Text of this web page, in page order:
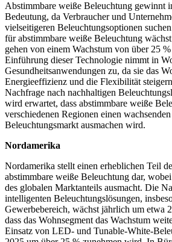
Abstimmbare weiße Beleuchtung gewinnt
Bedeutung, da Verbraucher und
vielseitigeren Beleuchtungsoptionen
für abstimmbare weiße Beleuchtung
gehen von einem Wachstum von über 25
Einführung dieser Technologie nimmt in
Gesundheitsanwendungen zu, da sie das
Energieeffizienz und die Flexibilität
Nachfrage nach nachhaltigen
wird erwartet, dass abstimmbare weiße
verschiedenen Regionen einen
Beleuchtungsmarkt ausmachen wird.
Nordamerika
Nordamerika stellt einen erheblichen Teil
abstimmbare weiße Beleuchtung dar,
des globalen Marktanteils ausmacht. Die
intelligenten Beleuchtungslösungen,
Gewerbebereich, wächst jährlich um etwa
dass das Wohnsegment das Wachstum
Einsatz von LED- und Tunable-White-